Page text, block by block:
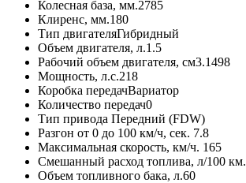
Колесная база, мм.2785
Клиренс, мм.180
Тип двигателяГибридный
Объем двигателя, л.1.5
Рабочий объем двигателя, см3.1498
Мощность, л.с.218
Коробка передачВариатор
Количество передач0
Тип привода Передний (FDW)
Разгон от 0 до 100 км/ч, сек. 7.8
Максимальная скорость, км/ч. 165
Смешанный расход топлива, л/100 км.
Объем топливного бака, л.60